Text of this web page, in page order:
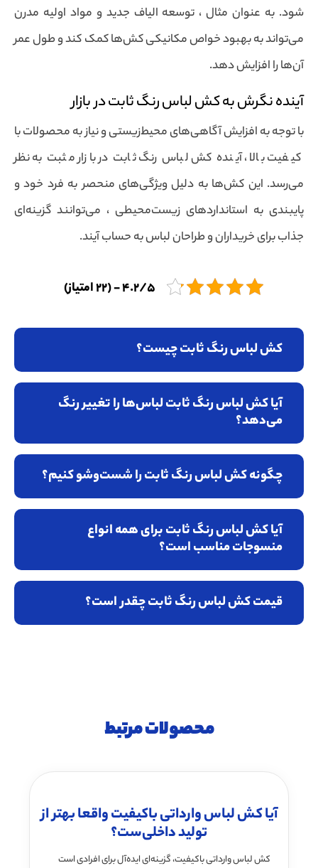
شود. به عنوان مثال ، توسعه الیاف جدید و مواد اولیه مدرن
می‌تواند به بهبود خواص مکانیکی کش‌ها کمک کند و طول عمر
آن‌ها را افزایش دهد.
آینده نگرش به کش لباس رنگ ثابت در بازار
با توجه به افزایش آگاهی‌های محیط‌زیستی و نیاز به محصولات با
کیفیت بالا ، آینده کش لباس رنگ ثابت در بازار مثبت به نظر
می‌رسد. این کش‌ها به دلیل ویژگی‌های منحصر به فرد خود و
پایبندی به استانداردهای زیست‌محیطی ، می‌توانند گزینه‌ای
جذاب برای خریداران و طراحان لباس به حساب آیند.
4.2/5 - (22 امتیاز)
کش لباس رنگ ثابت چیست؟
آیا کش لباس رنگ ثابت لباس‌ها را تغییر رنگ
می‌دهد؟
چگونه کش لباس رنگ ثابت را شست‌وشو کنیم؟
آیا کش لباس رنگ ثابت برای همه انواع
منسوجات مناسب است؟
قیمت کش لباس رنگ ثابت چقدر است؟
محصولات مرتبط
آیا کش لباس وارداتی باکیفیت واقعا بهتر از
تولید داخلی‌ست؟
کش لباس وارداتی باکیفیت، گزینه‌ای ایده‌آل برای افرادی است